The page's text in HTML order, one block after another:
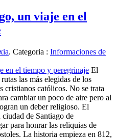
un viaje en el
. Categoria : Informaciones de
El
las más elegidas de los
cristianos católicos. No se trata
cambiar un poco de aire pero al
un deber religioso. El
de Santiago de
para honrar las reliquias de
La historia empieza en 812,